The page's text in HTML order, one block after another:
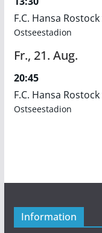
F.C. Hansa
Ostseestadion
Fr., 21. Aug.
20:45
F.C. Hansa
Ostseestadion
Information